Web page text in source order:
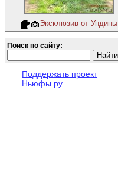
Эксклюзив от Ундины
Поиск по сайту:
Поддержать проект
Ньюфы.ру